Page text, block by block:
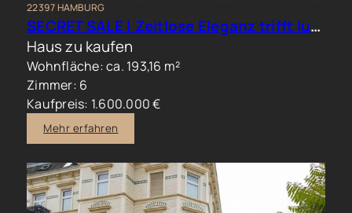
22397 HAMBURG
SECRET SALE | Zeitlose Eleganz trifft luxuriöses Familienwohnen im Hamburger Norden
Haus zu kaufen
Wohnfläche: ca. 193,16 m²
Zimmer: 6
Kaufpreis: 1.600.000 €
Mehr erfahren